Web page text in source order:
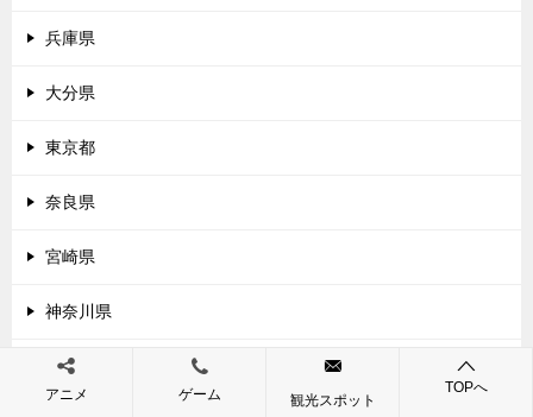
兵庫県
大分県
東京都
奈良県
宮崎県
神奈川県
和歌山県
アニメ ゲーム 観光スポット
TOPへ